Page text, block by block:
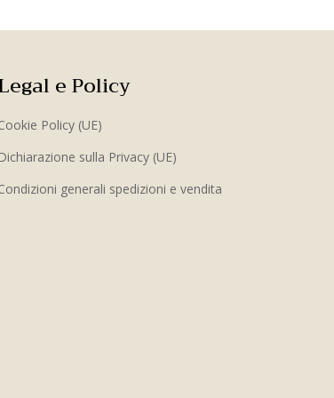
e Policy
Policy (UE)
sulla Privacy (UE)
generali spedizioni e vendita